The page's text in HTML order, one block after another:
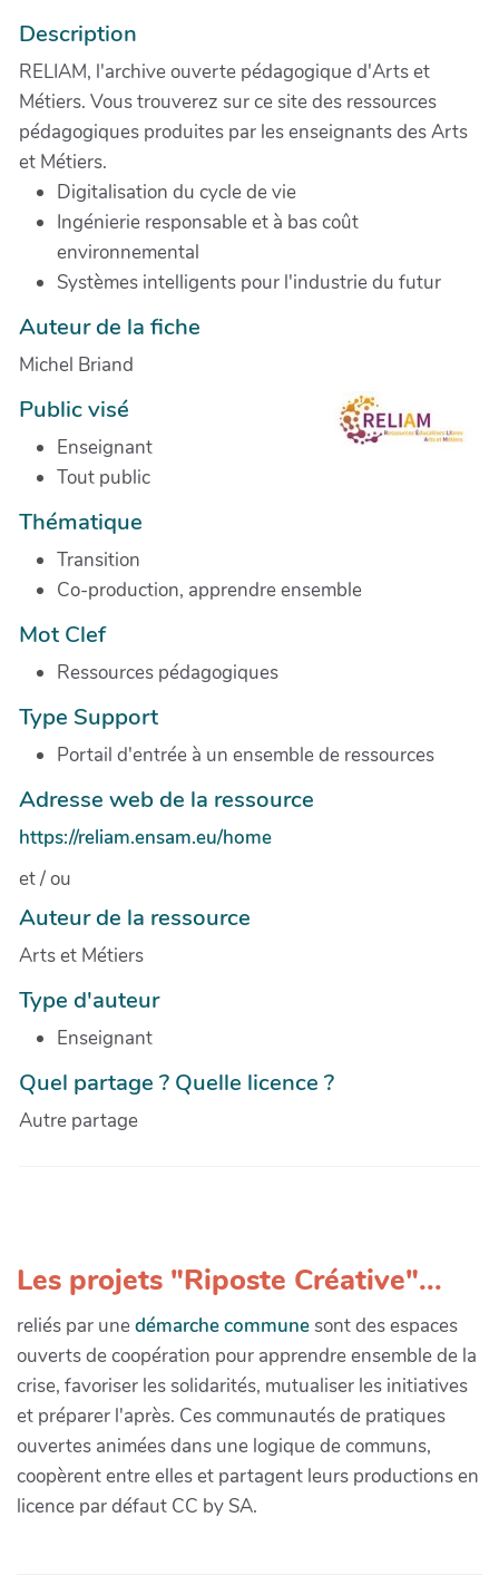
Description
RELIAM, l'archive ouverte pédagogique d'Arts et
Métiers. Vous trouverez sur ce site des ressources
pédagogiques produites par les enseignants des Arts
et Métiers.
Digitalisation du cycle de vie
Ingénierie responsable et à bas coût
environnemental
Systèmes intelligents pour l'industrie du futur
Auteur de la fiche
Michel Briand
Public visé
Enseignant
Tout public
Thématique
Transition
Co-production, apprendre ensemble
Mot Clef
Ressources pédagogiques
Type Support
Portail d'entrée à un ensemble de ressources
Adresse web de la ressource
https://reliam.ensam.eu/home
et / ou
Auteur de la ressource
Arts et Métiers
Type d'auteur
Enseignant
Quel partage ? Quelle licence ?
Autre partage